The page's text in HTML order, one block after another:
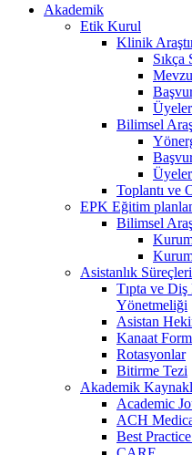
Akademik
Etik Kurul
Klinik
Sıkça
Üyeler
Bilimsel
Üyeler
Toplantı ve
EPK Eğitim
Bilimsel
Asistanlık Süreçleri
Tıpta ve
Yönetmeliği
Asistan
Kanaat
Rotasyonlar
Bitirme Tezi
Akademik
Academic
ACH
Best